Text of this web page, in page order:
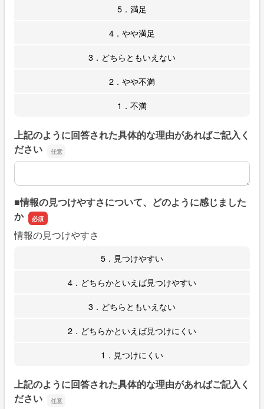
5．満足
4．やや満足
3．どちらともいえない
2．やや不満
1．不満
上記のように回答された具体的な理由があればご記入く
ださい
上記のように回答された具体的な理由があればご記入くだ
■情報の見つけやすさについて、どのように感じました
か
情報の見つけやすさ
5．見つけやすい
4．どちらかといえば見つけやすい
3．どちらともいえない
2．どちらかといえば見つけにくい
1．見つけにくい
上記のように回答された具体的な理由があればご記入く
ださい